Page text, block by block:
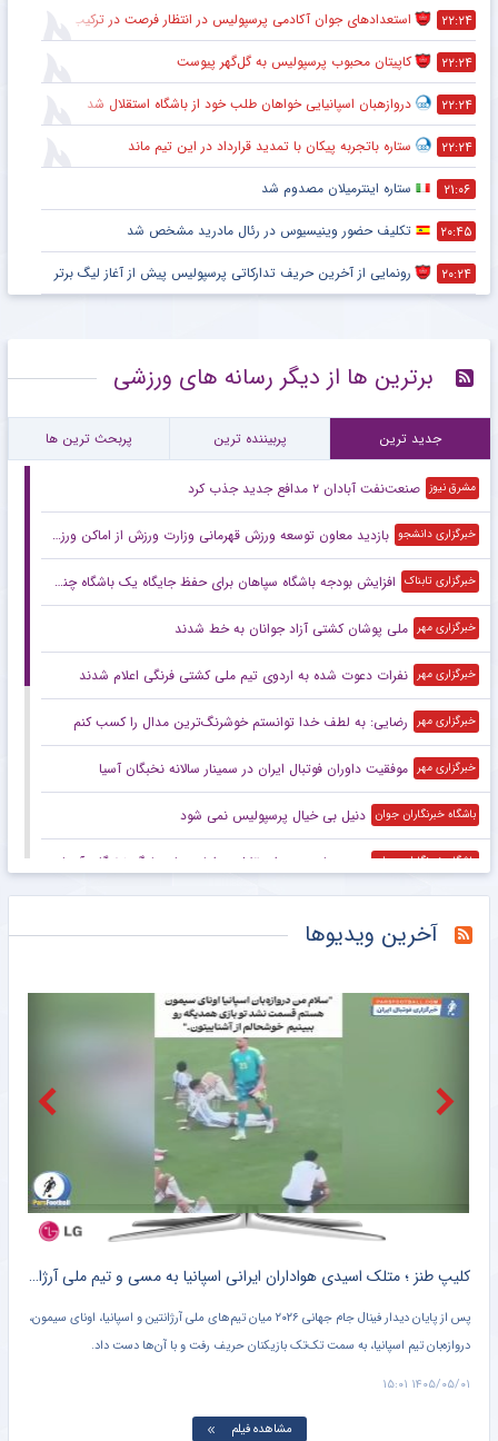
۲۲:۲۴ استعدادهای جوان آکادمی پرسپولیس در انتظار فرصت در ترکیب اصلی
۲۲:۲۴ کاپیتان محبوب پرسپولیس به گل‌گهر پیوست
۲۲:۲۴ دروازهبان اسپانیایی خواهان طلب خود از باشگاه استقلال شد
۲۲:۲۴ ستاره باتجربه پیکان با تمدید قرارداد در این تیم ماند
۲۱:۰۶ ستاره اینترمیلان مصدوم شد
۲۰:۴۵ تکلیف حضور وینیسیوس در رئال مادرید مشخص شد
۲۰:۲۴ رونمایی از آخرین حریف تدارکاتی پرسپولیس پیش از آغاز لیگ برتر
برترین ها از دیگر رسانه های ورزشی
جدید ترین پربیننده ترین پربحث ترین ها
مشرق نیوز صنعت‌نفت آبادان ۲ مدافع جدید جذب کرد
خبرگزاری دانشجو بازدید معاون توسعه ورزش قهرمانی وزارت ورزش از اماکن ورزشی و زیرساختی استان گیلان
خبرگزاری تابناک افزایش بودجه باشگاه سپاهان برای حفظ جایگاه یک باشگاه چندرشته‌ای با ۶۸ تیم حرفه‌ای
خبرگزاری مهر ملی پوشان کشتی آزاد جوانان به خط شدند
خبرگزاری مهر نفرات دعوت شده به اردوی تیم ملی کشتی فرنگی اعلام شدند
خبرگزاری مهر رضایی: به لطف خدا توانستم خوشرنگ‌ترین مدال را کسب کنم
خبرگزاری مهر موفقیت داوران فوتبال ایران در سمینار سالانه نخبگان آسیا
باشگاه خبرنگاران جوان دنیل بی خیال پرسپولیس نمی شود
باشگاه خبرنگاران جوان دست‌های بسته استقلال در اولین بازی لیگ نخبگان آسیا
خبرورزشی انتقاد تند اسطوره لیورپول از تصمیم صلاح؛ ترکیه در حد تو نیست!
پیوستن مدافع پرسپولیسی به الطلبه ناممکن شد!
خبرورزشی بازیکن خارجی استقلال از تیم ملی محروم می‌شود!
اعلام لیست نفرات دعوت شده به اردوی تیم ملی کشتی فرنگی بزرگسالان
آخرین ویدیوها
کلیپ طنز ؛ متلک اسیدی هواداران ایرانی اسپانیا به مسی و تیم ملی آرژانتین + سند
پس از پایان دیدار فینال جام جهانی ۲۰۲۶ میان تیم‌های ملی آرژانتین و اسپانیا، اونای سیمون،
دروازه‌بان تیم اسپانیا، به سمت تک‌تک بازیکنان حریف رفت و با آن‌ها دست داد.
۱۴۰۵/۰۵/۰۱ ۱۵:۰۱
مشاهده فیلم